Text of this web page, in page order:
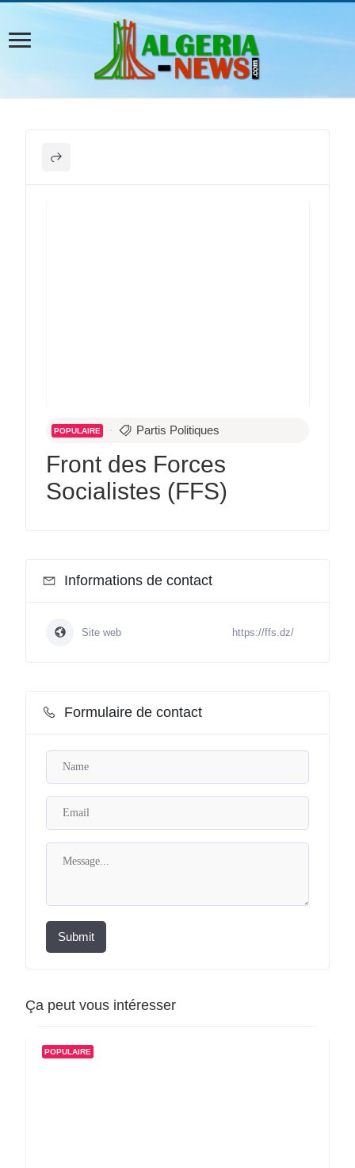
POPULAIRE Partis Politiques
Front des Forces
Socialistes (FFS)
Informations de contact
Site web https://ffs.dz/
Formulaire de contact
Submit
Ça peut vous intéresser
POPULAIRE